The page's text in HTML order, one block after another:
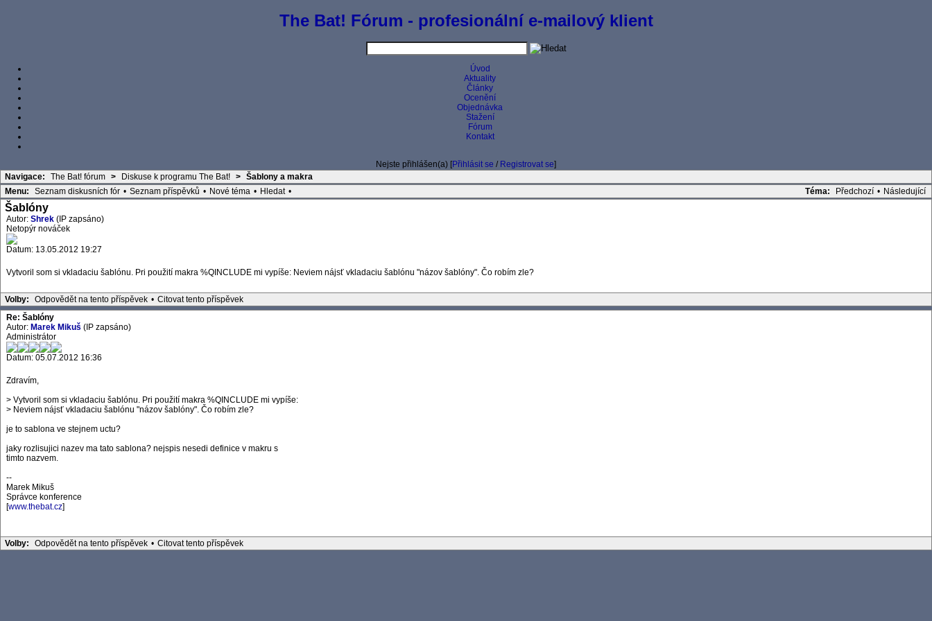
The Bat! Fórum - profesionální e-mailový klient
Úvod
Aktuality
Články
Ocenění
Objednávka
Stažení
Fórum
Kontakt
Nejste přihlášen(a) [Přihlásit se / Registrovat se]
Navigace:
The Bat! fórum > Diskuse k programu The Bat! > Šablony a makra
Téma:
Předchozí • Následující
Menu: Seznam diskusních fór • Seznam příspěvků • Nové téma • Hledat •
Šablóny
Autor: Shrek (IP zapsáno)
Netopýr nováček
Datum: 13.05.2012 19:27
Vytvoril som si vkladaciu šablónu. Pri použití makra %QINCLUDE mi vypíše: Neviem nájsť vkladaciu šablónu "názov šablóny". Čo robím zle?
Volby: Odpovědět na tento příspěvek • Citovat tento příspěvek
Re: Šablóny
Autor: Marek Mikuš (IP zapsáno)
Administrátor
Datum: 05.07.2012 16:36
Zdravím,
> Vytvoril som si vkladaciu šablónu. Pri použití makra %QINCLUDE mi vypíše:
> Neviem nájsť vkladaciu šablónu "názov šablóny". Čo robím zle?
je to sablona ve stejnem uctu?
jaky rozlisujici nazev ma tato sablona? nejspis nesedi definice v makru s
timto nazvem.
--
Marek Mikuš
Správce konference
[www.thebat.cz]
Volby: Odpovědět na tento příspěvek • Citovat tento příspěvek